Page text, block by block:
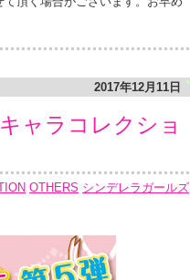
2017年12月11日
ャラコレクショ
OTHERS シンデレラガールズ